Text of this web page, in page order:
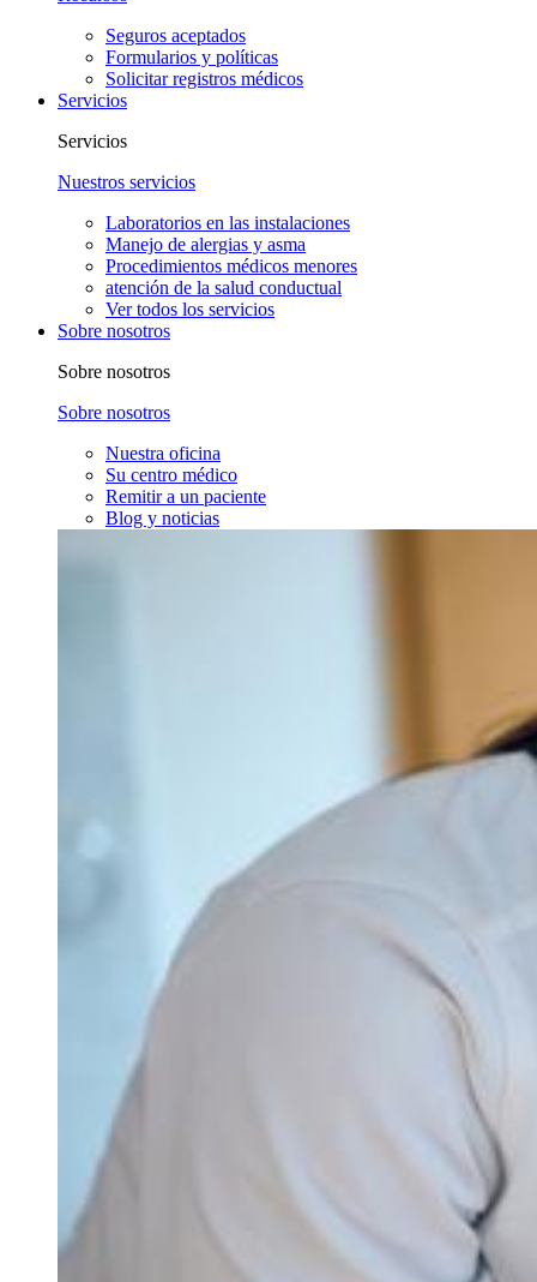
Seguros aceptados
Formularios y políticas
Solicitar registros médicos
Servicios
Servicios
Nuestros servicios
Laboratorios en las instalaciones
Manejo de alergias y asma
Procedimientos médicos menores
atención de la salud conductual
Ver todos los servicios
Sobre nosotros
Sobre nosotros
Sobre nosotros
Nuestra oficina
Su centro médico
Remitir a un paciente
Blog y noticias